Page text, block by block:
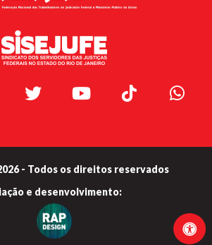
Twitter Youtube TikTok
- Todos os direitos reservados
e desenvolvimento: